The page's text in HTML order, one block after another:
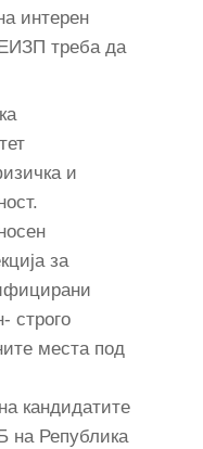
интерен
треба да
и
за
строго
места под
кандидатите
на Република